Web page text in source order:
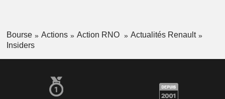
Bourse Actions Action RNO
Actualités Renault
Insiders